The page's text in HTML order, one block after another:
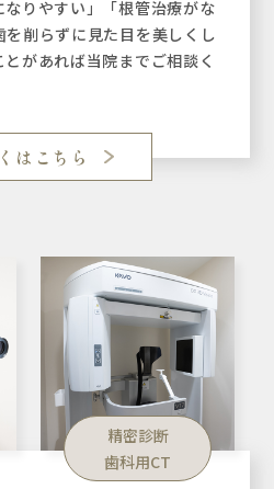
りやすい」「根管治療がな
削らずに見た目を美しくし
があれば当院までご相談く
はこちら
精密診断
歯科用CT